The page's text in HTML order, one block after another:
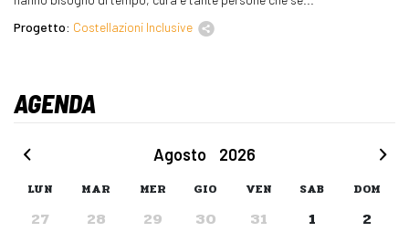
Progetto: Costellazioni Inclusive
AGENDA
Agosto 2026
LUN MAR MER GIO VEN SAB DOM
27 28 29 30 31 1
2